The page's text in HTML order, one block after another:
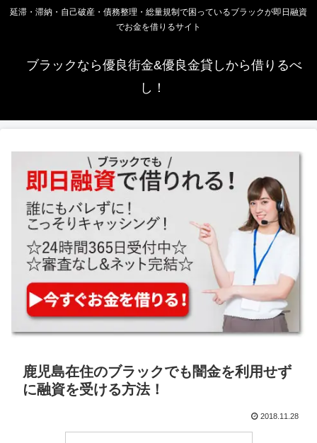
延滞・滞納・自己破産・債務整理・総量規制で困っているブラックが即日融資
でお金を借りるサイト
ブラックなら優良街金&優良金貸しから借りるべ
し！
鹿児島在住のブラックでも闇金を利用せず
に融資を受ける方法！
2018.11.28